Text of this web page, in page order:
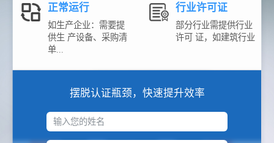
正常运行
如生产企业：需要提
供生 产设备、采购清
单...
行业许可证
部分行业需提供行业
许可 证，如建筑行业
摆脱认证瓶颈，快速提升效率
输入您的姓名